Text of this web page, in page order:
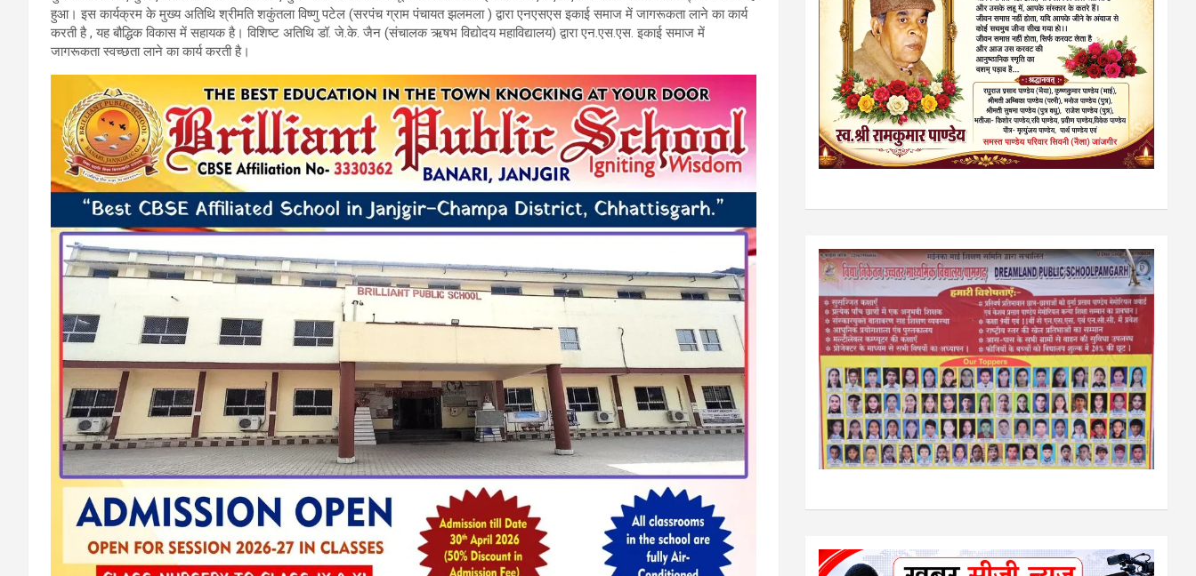
o
o
k
A
p
p
a
m
हुआ। इस कार्यक्रम के मुख्य अतिथि श्रीमति शकुंतला विष्णु पटेल (सरपंच ग्राम पंचायत झलमला ) द्वारा एनएसएस इकाई समाज में जागरूकता लाने का कार्य
करती है , यह बौद्धिक विकास में सहायक है। विशिष्ट अतिथि डॉ. जे.के. जैन (संचालक ऋषभ विद्योदय महाविद्यालय) द्वारा एन.एस.एस. इकाई समाज में
जागरूकता स्वच्छता लाने का कार्य करती है।